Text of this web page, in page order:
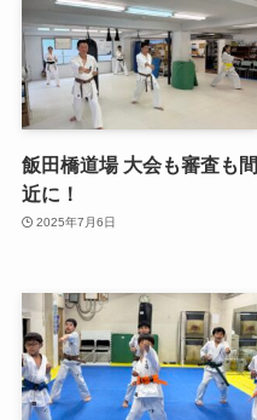
飯田橋道場 大会も審査も間
近に！
2025年7月6日